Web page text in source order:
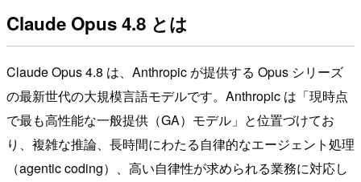
Claude Opus 4.8 とは
Claude Opus 4.8 は、Anthropic が提供する Opus シリーズ
の最新世代の大規模言語モデルです。Anthropic は「現時点
で最も高性能な一般提供（GA）モデル」と位置づけてお
り、複雑な推論、長時間にわたる自律的なエージェント処理
（agentic coding）、高い自律性が求められる業務に対応し